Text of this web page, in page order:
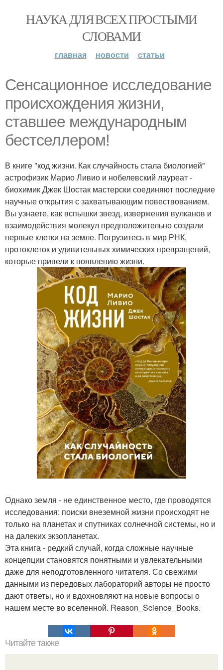
НАУКА ДЛЯ ВСЕХ ПРОСТЫМИ
СЛОВАМИ
главная новости статьи
Сенсационное исследование
происхождения жизни,
ставшее международным
бестселлером!
В книге "код жизни. Как случайность стала биологией"
астрофизик Марио Ливио и нобелевский лауреат -
биохимик Джек Шостак мастерски соединяют последние
научные открытия с захватывающим повествованием.
Вы узнаете, как вспышки звезд, извержения вулканов и
взаимодействия молекул предположительно создали
первые клетки на земле. Погрузитесь в мир РНК,
протоклеток и удивительных химических превращений,
которые привели к появлению жизни.
Однако земля - не единственное место, где проводятся
исследования: поиски внеземной жизни происходят не
только на планетах и спутниках солнечной системы, но и
на далеких экзопланетах.
Эта книга - редкий случай, когда сложные научные
концепции становятся понятными и увлекательными
даже для неподготовленного читателя. Со свежими
данными из передовых лабораторий авторы не просто
дают ответы, но и вдохновляют на новые вопросы о
нашем месте во вселенной. Reason_Science_Books.
Читайте также